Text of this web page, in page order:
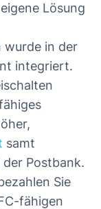
Lösung
wurde in der
integriert.
samt
der Postbank.
Sie
fähigen